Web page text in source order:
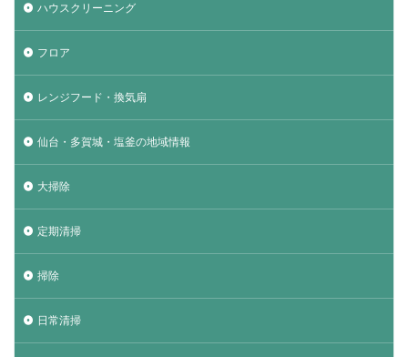
ハウスクリーニング
フロア
レンジフード・換気扇
仙台・多賀城・塩釜の地域情報
大掃除
定期清掃
掃除
日常清掃